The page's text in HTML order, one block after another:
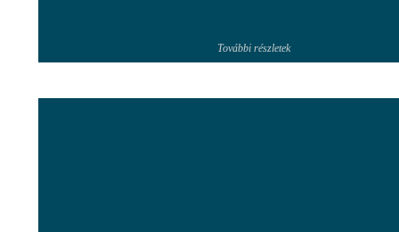
További részletek